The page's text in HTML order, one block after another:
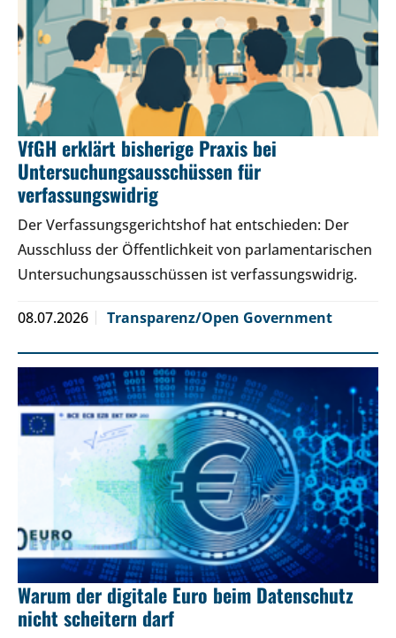
VfGH erklärt bisherige Praxis bei
Untersuchungsausschüssen für
verfassungswidrig
Der Verfassungsgerichtshof hat entschieden: Der
Ausschluss der Öffentlichkeit von parlamentarischen
Untersuchungsausschüssen ist verfassungswidrig.
08.07.2026 Transparenz/Open Government
Warum der digitale Euro beim Datenschutz
nicht scheitern darf